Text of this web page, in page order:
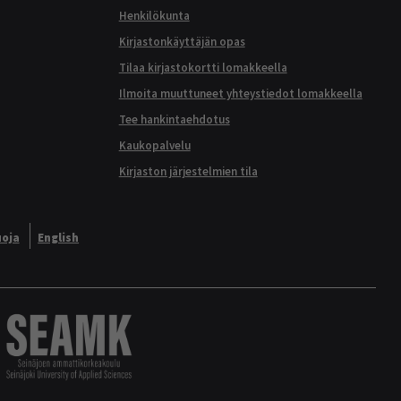
Henkilökunta
Kirjastonkäyttäjän opas
Tilaa kirjastokortti lomakkeella
Ilmoita muuttuneet yhteystiedot lomakkeella
Tee hankintaehdotus
Kaukopalvelu
Kirjaston järjestelmien tila
English
opinnäytetyöt ja julkaisut verkossa.
Logo